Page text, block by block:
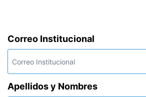
Correo Institucional
Apellidos y Nombres